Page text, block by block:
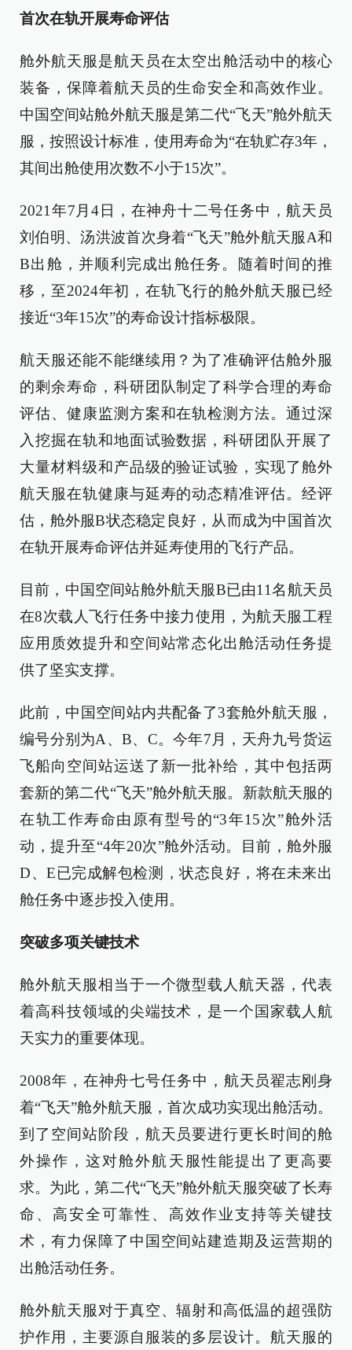
首次在轨开展寿命评估
舱外航天服是航天员在太空出舱活动中的核心
装备，保障着航天员的生命安全和高效作业。
中国空间站舱外航天服是第二代“飞天”舱外航天
服，按照设计标准，使用寿命为“在轨贮存3年，
其间出舱使用次数不小于15次”。
2021年7月4日，在神舟十二号任务中，航天员
刘伯明、汤洪波首次身着“飞天”舱外航天服A和
B出舱，并顺利完成出舱任务。随着时间的推
移，至2024年初，在轨飞行的舱外航天服已经
接近“3年15次”的寿命设计指标极限。
航天服还能不能继续用？为了准确评估舱外服
的剩余寿命，科研团队制定了科学合理的寿命
评估、健康监测方案和在轨检测方法。通过深
入挖掘在轨和地面试验数据，科研团队开展了
大量材料级和产品级的验证试验，实现了舱外
航天服在轨健康与延寿的动态精准评估。经评
估，舱外服B状态稳定良好，从而成为中国首次
在轨开展寿命评估并延寿使用的飞行产品。
目前，中国空间站舱外航天服B已由11名航天员
在8次载人飞行任务中接力使用，为航天服工程
应用质效提升和空间站常态化出舱活动任务提
供了坚实支撑。
此前，中国空间站内共配备了3套舱外航天服，
编号分别为A、B、C。今年7月，天舟九号货运
飞船向空间站运送了新一批补给，其中包括两
套新的第二代“飞天”舱外航天服。新款航天服的
在轨工作寿命由原有型号的“3年15次”舱外活
动，提升至“4年20次”舱外活动。目前，舱外服
D、E已完成解包检测，状态良好，将在未来出
舱任务中逐步投入使用。
突破多项关键技术
舱外航天服相当于一个微型载人航天器，代表
着高科技领域的尖端技术，是一个国家载人航
天实力的重要体现。
2008年，在神舟七号任务中，航天员翟志刚身
着“飞天”舱外航天服，首次成功实现出舱活动。
到了空间站阶段，航天员要进行更长时间的舱
外操作，这对舱外航天服性能提出了更高要
求。为此，第二代“飞天”舱外航天服突破了长寿
命、高安全可靠性、高效作业支持等关键技
术，有力保障了中国空间站建造期及运营期的
出舱活动任务。
舱外航天服对于真空、辐射和高低温的超强防
护作用，主要源自服装的多层设计。航天服的